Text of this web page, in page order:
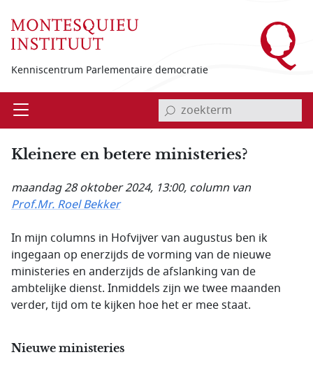
Kenniscentrum Parlementaire democratie
Open invoerveld zoekterm
Kleinere en betere ministeries?
maandag 28 oktober 2024, 13:00, column van
Prof.Mr. Roel Bekker
In mijn columns in Hofvijver van augustus ben ik
ingegaan op enerzijds de vorming van de nieuwe
ministeries en anderzijds de afslanking van de
ambtelijke dienst. Inmiddels zijn we twee maanden
verder, tijd om te kijken hoe het er mee staat.
Nieuwe ministeries